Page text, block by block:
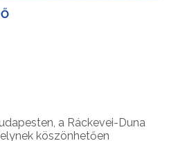
a Ráckevei-Duna
köszönhetően